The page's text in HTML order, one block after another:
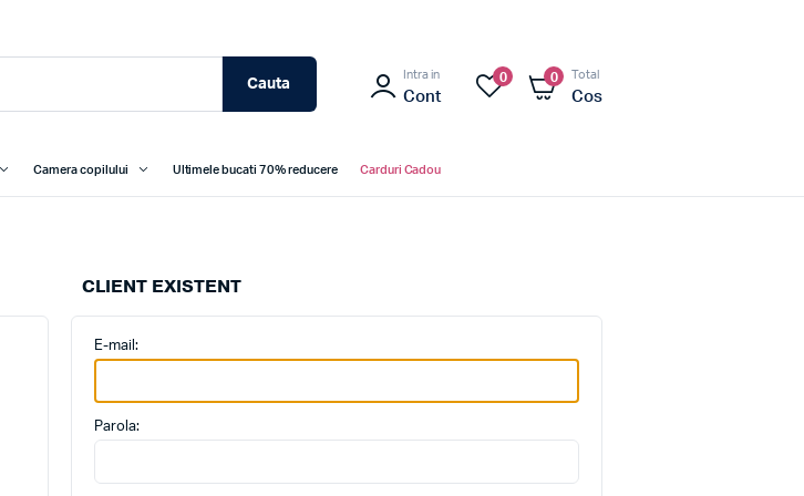
Cauta
Intra in
Cont
0 Total
Cos
0
Camera copilului Ultimele bucati 70% reducere Carduri Cadou
CLIENT EXISTENT
E-mail:
Parola: